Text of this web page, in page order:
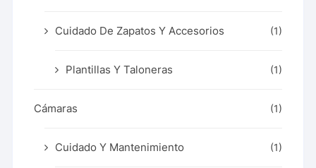
Cuidado De Zapatos Y Accesorios (1)
Plantillas Y Taloneras (1)
Cámaras (1)
Cuidado Y Mantenimiento (1)